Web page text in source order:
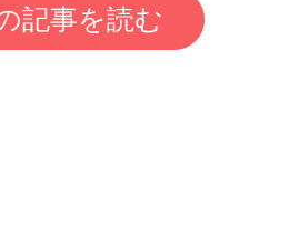
記事を読む